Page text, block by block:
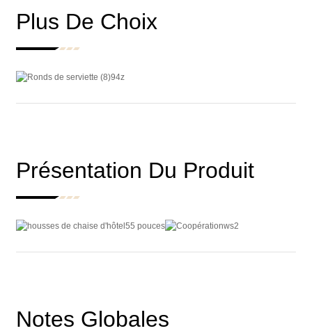
Plus De Choix
Présentation Du Produit
Notes Globales